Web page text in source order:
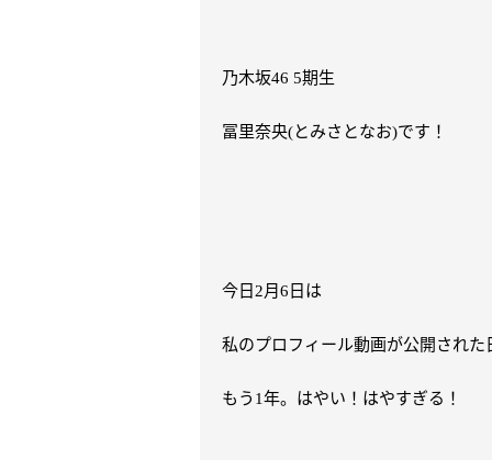
乃木坂46 5期生
冨里奈央(とみさとなお)です！
今日2月6日は
私のプロフィール動画が公開された
もう 1年。はやい！はやすぎる！